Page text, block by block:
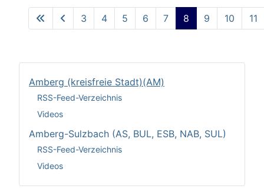
3 4 5 6 7 8 9 10 11
Amberg (kreisfreie Stadt)(AM)
RSS-Feed-Verzeichnis
Videos
Amberg-Sulzbach (AS, BUL, ESB, NAB, SUL)
RSS-Feed-Verzeichnis
Videos